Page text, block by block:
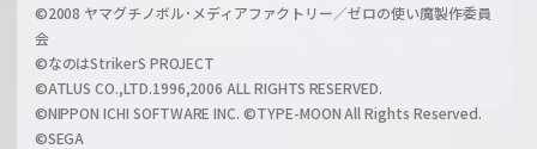
l
h
a
©2008 ヤマグチノボル･メディアファクトリー／ゼロの使い魔製作委員
会
©なのはStrikerS PROJECT
©ATLUS CO.,LTD.1996,2006 ALL RIGHTS RESERVED.
©NIPPON ICHI SOFTWARE INC. ©TYPE-MOON All Rights Reserved.
©SEGA